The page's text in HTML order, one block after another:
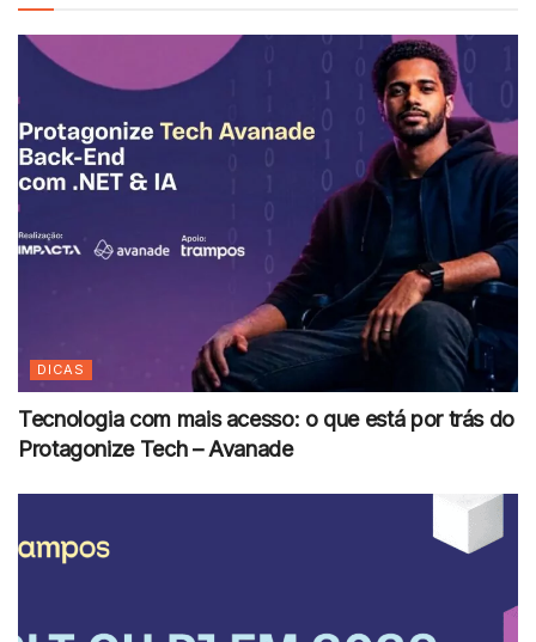
DICAS
Tecnologia com mais acesso: o que está por trás do
Protagonize Tech – Avanade